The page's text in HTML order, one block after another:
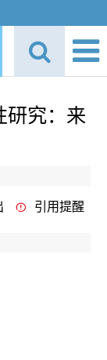
研究：来
引用提醒